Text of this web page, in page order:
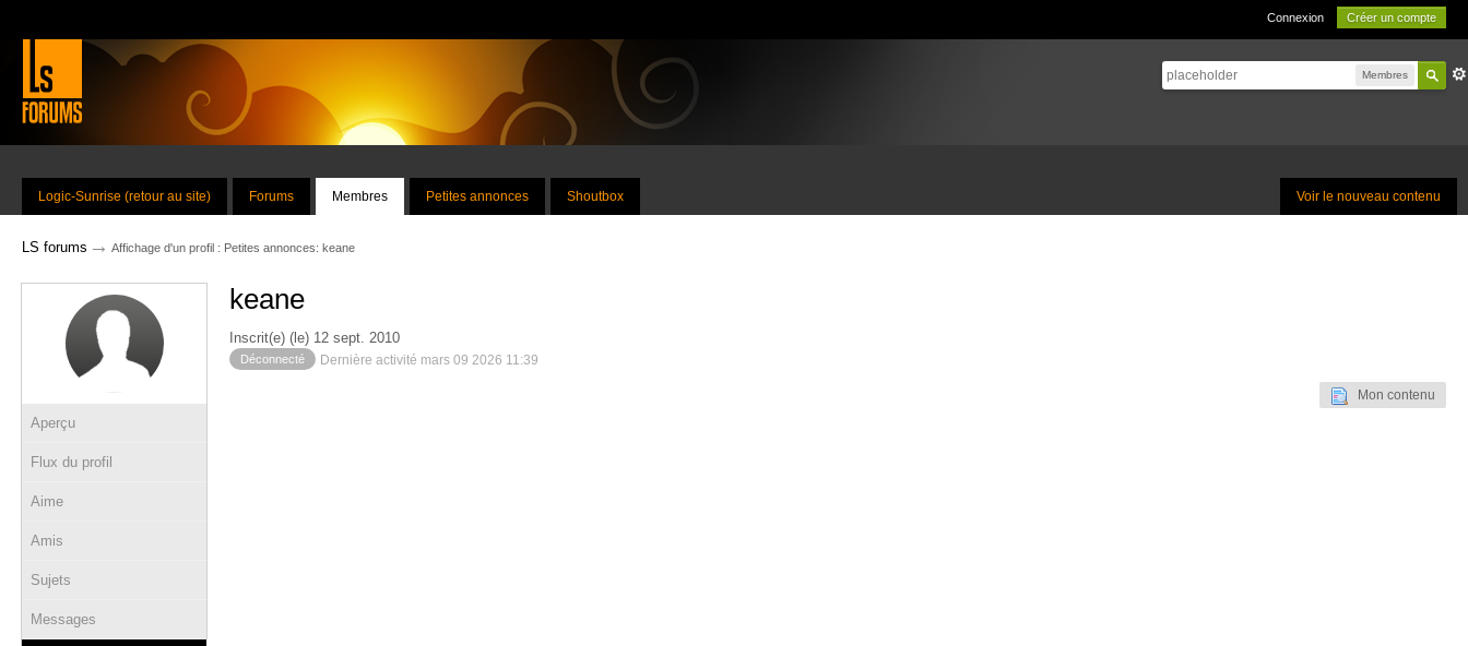
Connexion Créer un compte
Membres
Voir le nouveau contenu
Logic-Sunrise (retour au site) Forums Membres Petites annonces Shoutbox
LS forums → Affichage d'un profil : Petites annonces: keane
Aperçu
Flux du profil
Aime
Amis
Sujets
Messages
keane
Inscrit(e) (le) 12 sept. 2010
Déconnecté Dernière activité mars 09 2026 11:39
Mon contenu